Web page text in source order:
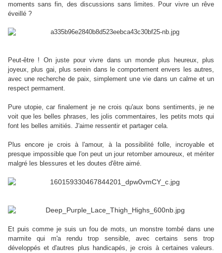
moments sans fin, des discussions sans limites. Pour vivre un rêve
éveillé ?
Peut-être ! On juste pour vivre dans un monde plus heureux, plus
joyeux, plus gai, plus serein dans le comportement envers les autres,
avec une recherche de paix, simplement une vie dans un calme et un
respect permament.
Pure utopie, car finalement je ne crois qu'aux bons sentiments, je ne
voit que les belles phrases, les jolis commentaires, les petits mots qui
font les belles amitiés. J'aime ressentir et partager cela.
Plus encore je crois à l'amour, à la possibilité folle, incroyable et
presque impossible que l'on peut un jour retomber amoureux, et mériter
malgré les blessures et les doutes d'être aimé.
Et puis comme je suis un fou de mots, un monstre tombé dans une
marmite qui m'a rendu trop sensible, avec certains sens trop
développés et d'autres plus handicapés, je crois à certaines valeurs.